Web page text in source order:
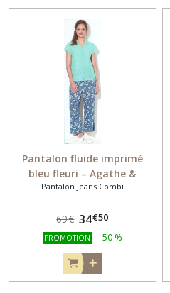
Pantalon fluide imprimé
bleu fleuri – Agathe &
Louise 5713
Pantalon Jeans Combi
69€ 34€50
PROMOTION -50 %
COMBI
CHEMISIER
CHEMISIER
BLOUSE
MANCHE
COURTE
MANCHE